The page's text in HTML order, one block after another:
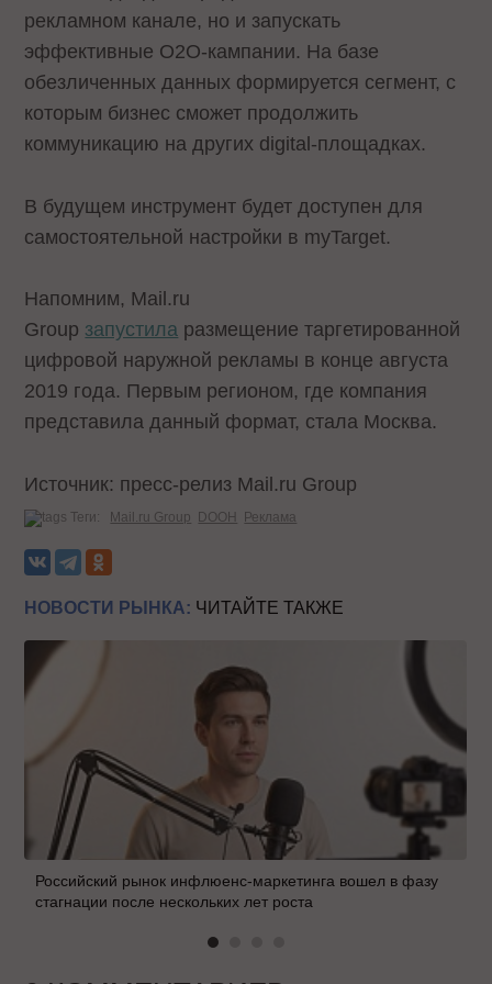
рекламном канале, но и запускать
эффективные О2О-кампании. На базе
обезличенных данных формируется сегмент, с
которым бизнес сможет продолжить
коммуникацию на других digital-площадках.
В будущем инструмент будет доступен для
самостоятельной настройки в myTarget.
Напомним, Mail.ru
Group запустила размещение таргетированной
цифровой наружной рекламы в конце августа
2019 года. Первым регионом, где компания
представила данный формат, стала Москва.
Источник: пресс-релиз Mail.ru Group
Теги: Mail.ru Group DOOH Реклама
НОВОСТИ РЫНКА: ЧИТАЙТЕ ТАКЖЕ
Российский рынок инфлюенс-маркетинга вошел в фазу
стагнации после нескольких лет роста